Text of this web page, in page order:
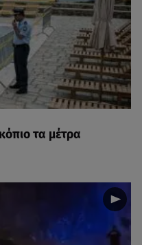
τα μέτρα